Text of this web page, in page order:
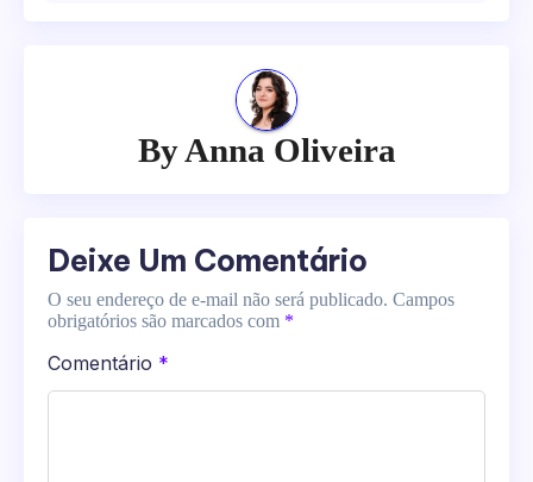
ByAnna Oliveira
Deixe Um Comentário
O seu endereço de e-mail não será publicado. Campos
obrigatórios são marcados com *
Comentário *